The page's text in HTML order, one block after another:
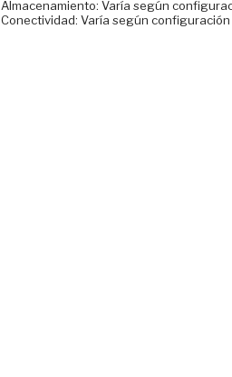
Almacenamiento: Varía según
Conectividad: Varía según configuración